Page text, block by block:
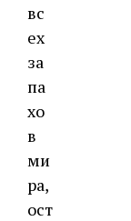
вс
ех
за
па
хо
в
ми
ра,
ост